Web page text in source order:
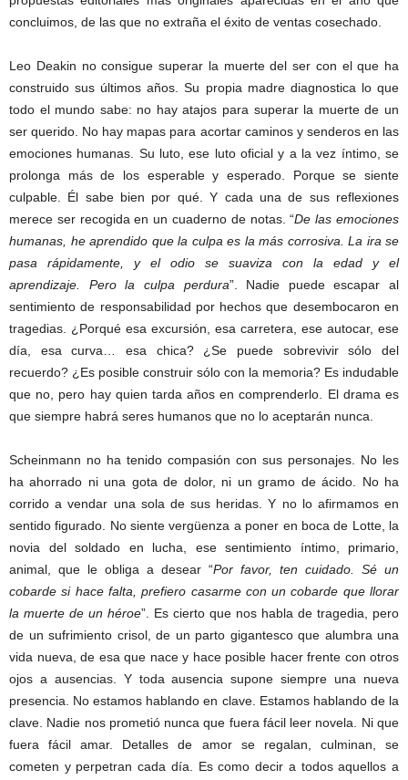
concluimos, de las que no extraña el éxito de ventas cosechado.
Leo Deakin no consigue superar la muerte del ser con el que ha
construido sus últimos años. Su propia madre diagnostica lo que
todo el mundo sabe: no hay atajos para superar la muerte de un
ser querido. No hay mapas para acortar caminos y senderos en las
emociones humanas. Su luto, ese luto oficial y a la vez íntimo, se
prolonga más de los esperable y esperado. Porque se siente
culpable. Él sabe bien por qué. Y cada una de sus reflexiones
merece ser recogida en un cuaderno de notas. “De las emociones
humanas, he aprendido que la culpa es la más corrosiva. La ira se
pasa rápidamente, y el odio se suaviza con la edad y el
aprendizaje. Pero la culpa perdura”. Nadie puede escapar al
sentimiento de responsabilidad por hechos que desembocaron en
tragedias. ¿Porqué esa excursión, esa carretera, ese autocar, ese
día, esa curva… esa chica? ¿Se puede sobrevivir sólo del
recuerdo? ¿Es posible construir sólo con la memoria? Es indudable
que no, pero hay quien tarda años en comprenderlo. El drama es
que siempre habrá seres humanos que no lo aceptarán nunca.
Scheinmann no ha tenido compasión con sus personajes. No les
ha ahorrado ni una gota de dolor, ni un gramo de ácido. No ha
corrido a vendar una sola de sus heridas. Y no lo afirmamos en
sentido figurado. No siente vergüenza a poner en boca de Lotte, la
novia del soldado en lucha, ese sentimiento íntimo, primario,
animal, que le obliga a desear “Por favor, ten cuidado. Sé un
cobarde si hace falta, prefiero casarme con un cobarde que llorar
la muerte de un héroe”. Es cierto que nos habla de tragedia, pero
de un sufrimiento crisol, de un parto gigantesco que alumbra una
vida nueva, de esa que nace y hace posible hacer frente con otros
ojos a ausencias. Y toda ausencia supone siempre una nueva
presencia. No estamos hablando en clave. Estamos hablando de la
clave. Nadie nos prometió nunca que fuera fácil leer novela. Ni que
fuera fácil amar. Detalles de amor se regalan, culminan, se
cometen y perpetran cada día. Es como decir a todos aquellos a